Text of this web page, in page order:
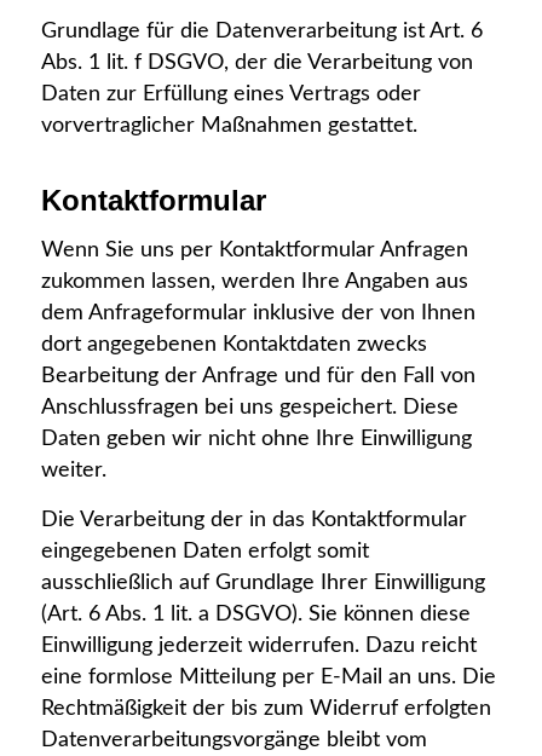
Grundlage für die Datenverarbeitung ist Art. 6
Abs. 1 lit. f DSGVO, der die Verarbeitung von
Daten zur Erfüllung eines Vertrags oder
vorvertraglicher Maßnahmen gestattet.
Kontaktformular
Wenn Sie uns per Kontaktformular Anfragen
zukommen lassen, werden Ihre Angaben aus
dem Anfrageformular inklusive der von Ihnen
dort angegebenen Kontaktdaten zwecks
Bearbeitung der Anfrage und für den Fall von
Anschlussfragen bei uns gespeichert. Diese
Daten geben wir nicht ohne Ihre Einwilligung
weiter.
Die Verarbeitung der in das Kontaktformular
eingegebenen Daten erfolgt somit
ausschließlich auf Grundlage Ihrer Einwilligung
(Art. 6 Abs. 1 lit. a DSGVO). Sie können diese
Einwilligung jederzeit widerrufen. Dazu reicht
eine formlose Mitteilung per E-Mail an uns. Die
Rechtmäßigkeit der bis zum Widerruf erfolgten
Datenverarbeitungsvorgänge bleibt vom